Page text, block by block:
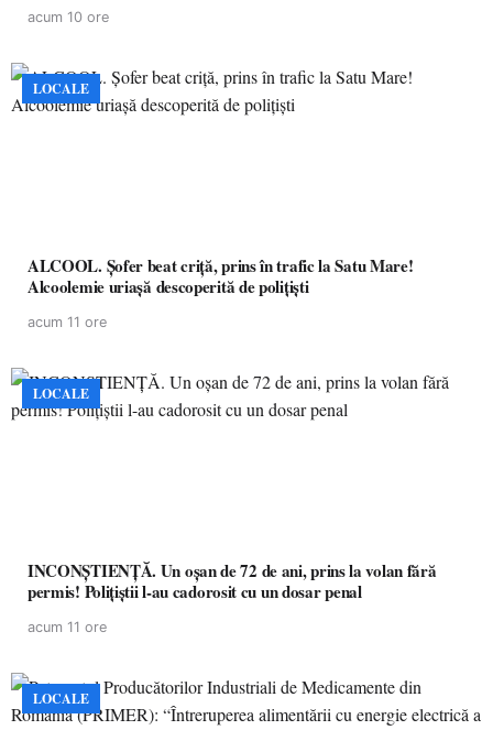
acum 10 ore
LOCALE
ALCOOL. Șofer beat criță, prins în trafic la Satu Mare!
Alcoolemie uriașă descoperită de polițiști
acum 11 ore
LOCALE
INCONȘTIENȚĂ. Un oșan de 72 de ani, prins la volan fără
permis! Polițiștii l-au cadorosit cu un dosar penal
acum 11 ore
LOCALE